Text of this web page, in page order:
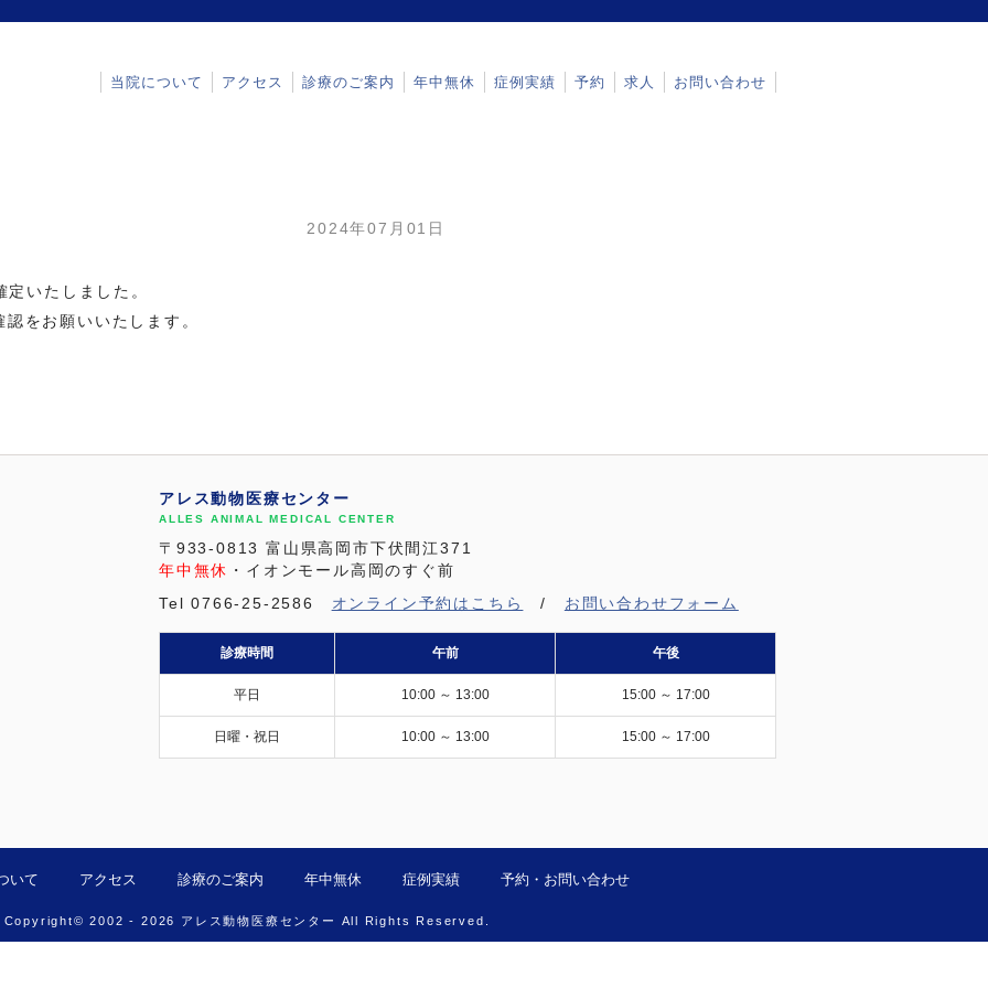
当院について アクセス 診療のご案内 年中無休 症例実績 予約 求人 お問い合わせ
2024年07月01日
いたしました。
をお願いいたします。
アレス動物医療センター
ALLES ANIMAL MEDICAL CENTER
〒933-0813 富山県高岡市下伏間江371
年中無休 ・イオンモール高岡のすぐ前
Tel 0766-25-2586 オンライン予約はこちら / お問い合わせフォーム
診療時間 午前 午後
平日 10:00 ～ 13:00 15:00 ～ 17:00
日曜・祝日 10:00 ～ 13:00 15:00 ～ 17:00
いて アクセス 診療のご案内 年中無休 症例実績 予約・お問い合わせ
Copyright© 2002 - 2026 アレス動物医療センター All Rights Reserved.